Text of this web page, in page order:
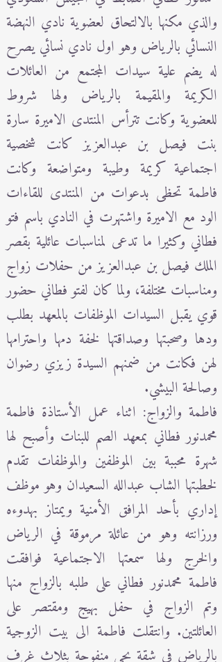
والذي مكنها بالالتحاق لعضوية نادي النهضة
النسائي بالرياض وهو اول نادي نسائي يصرح
له يضم علية سيدات المجتمع من العائلات
الكريمة والمقيمة بالرياض ولها شروط
للعضوية وكانت تترأس المنتدى الاميرة سارة
بنت فيصل بن عبدالعزيز كانت شخصية
اجتماعية كريمة وطيبة ومتواضعة وكانت
فاطمة تحظى بدعوات من المنتدى للقاءات
الود مع الاميرة واشتهرت في النادي باسم فتو
فطاني وكثيرا ما تدعى لمناسبات عائلية بقصر
الملك فيصل بن عبدالعزيز من حفلات زواج
ومناسبات مختلفة، ولما كان لفتو فطاني حضور
قوي يقبل السيدات الموظفات بالمعهد بطلب
ودها وصحبتها وصداقتها لخفة دمها واحترامها
لهن فكانت من ضمنهم السيدة زيزي رضوان
وصالحة البيشي.
فاطمة والزواج: اثناء عمل الأستاذة فاطمة
محمدنور فطاني بمعهد الصم للبنات وأصبح لها
شهرة محببة بين الموظفين والموظفات تقدم
لخطبتها الشاب عبدالله السعيدان وهو موظف
إداري بأحد المرافق الأمنية ويمتاز بهدوءه
ورزانته وهو من عائلة مرموقة في الرياض
والخرج ولها سمعتها الاجتماعية فوافقت
فاطمة محمدنور فطاني على طلبه بالزواج منها
وتم الزواج في حفل بهيج ومقتصر على
العائلتين. وانتقلت فاطمة الى بيت الزوجية